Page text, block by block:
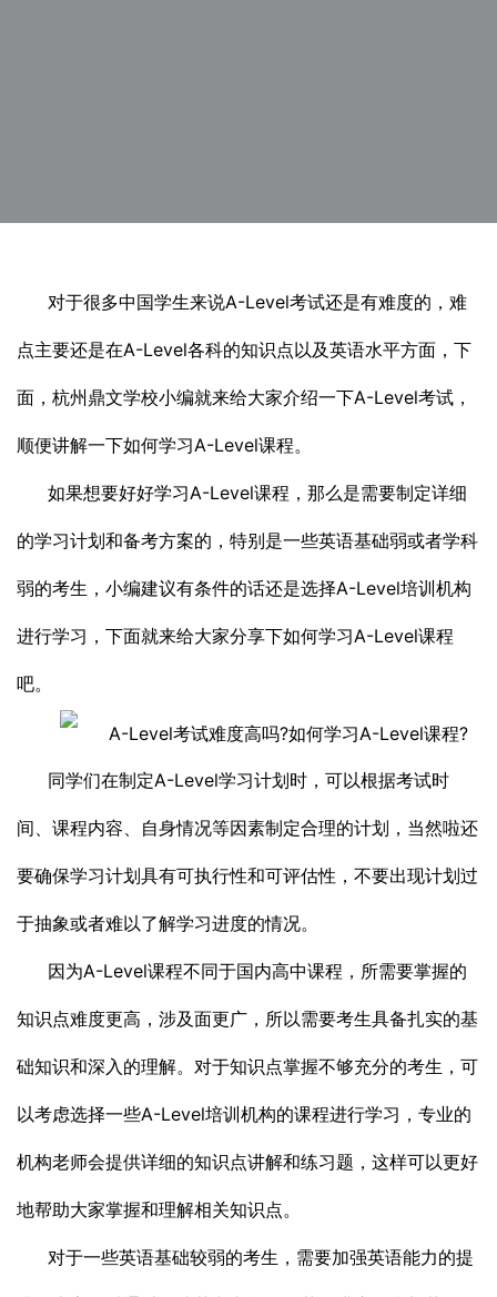
对于很多中国学生来说A-Level考试还是有难度的，难
点主要还是在A-Level各科的知识点以及英语水平方面，下
面，杭州鼎文学校小编就来给大家介绍一下A-Level考试，
顺便讲解一下如何学习A-Level课程。
如果想要好好学习A-Level课程，那么是需要制定详细
的学习计划和备考方案的，特别是一些英语基础弱或者学科
弱的考生，小编建议有条件的话还是选择A-Level培训机构
进行学习，下面就来给大家分享下如何学习A-Level课程
吧。
同学们在制定A-Level学习计划时，可以根据考试时
间、课程内容、自身情况等因素制定合理的计划，当然啦还
要确保学习计划具有可执行性和可评估性，不要出现计划过
于抽象或者难以了解学习进度的情况。
因为A-Level课程不同于国内高中课程，所需要掌握的
知识点难度更高，涉及面更广，所以需要考生具备扎实的基
础知识和深入的理解。对于知识点掌握不够充分的考生，可
以考虑选择一些A-Level培训机构的课程进行学习，专业的
机构老师会提供详细的知识点讲解和练习题，这样可以更好
地帮助大家掌握和理解相关知识点。
对于一些英语基础较弱的考生，需要加强英语能力的提